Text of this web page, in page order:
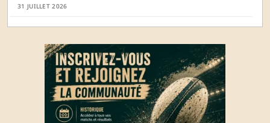
31 JUILLET 2026